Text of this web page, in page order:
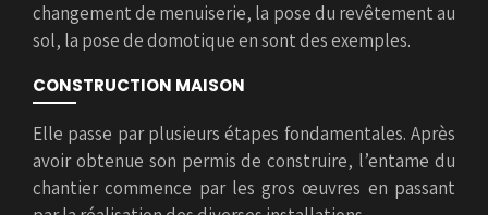
changement de menuiserie, la pose du revêtement au
sol, la pose de domotique en sont des exemples.
CONSTRUCTION MAISON
Elle passe par plusieurs étapes fondamentales. Après
avoir obtenue son permis de construire, l’entame du
chantier commence par les gros œuvres en passant